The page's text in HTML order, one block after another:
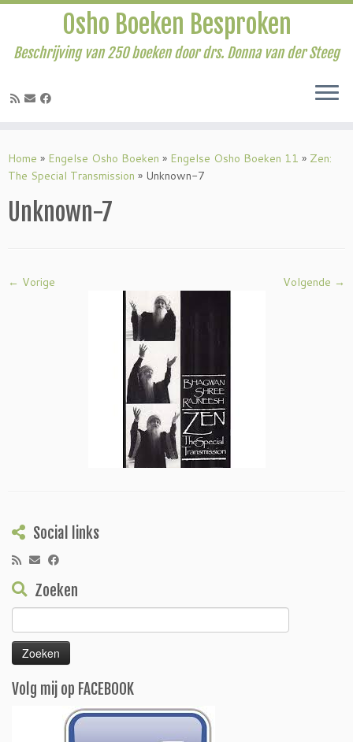
naar
inhoud
Osho Boeken Besproken
Beschrijving van 250 boeken door drs. Donna van der Steeg
Home » Engelse Osho Boeken » Engelse Osho Boeken 11 » Zen:
The Special Transmission » Unknown-7
Unknown-7
← Vorige Volgende →
Social links
Zoeken
naar:
Volg mij op FACEBOOK